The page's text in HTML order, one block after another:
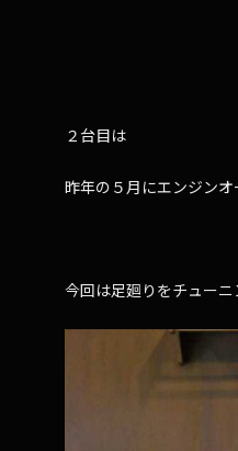
２台目は
昨年の５月にエンジン
今回は足廻りをチューニ